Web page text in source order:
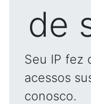
de
Seu IP fez
acessos
conosco.